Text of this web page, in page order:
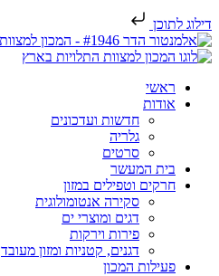
דילוג לתוכן
ראשי
אודות
חדשות ועדכונים
גלריה
סרטים
בית המעשר
חרקים וטפילים במזון
סקירה אנטומולוגית
דגים ומוצרי ים
פירות וירקות
דגנים, קטניות ומזון מעובד
פעילות המכון